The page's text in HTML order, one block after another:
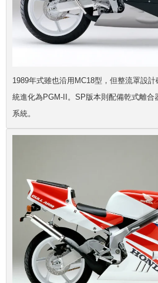
1989年式雖也沿用MC18型，但整流罩設
統進化為PGM-II。SP版本則配備乾式離合
系統。